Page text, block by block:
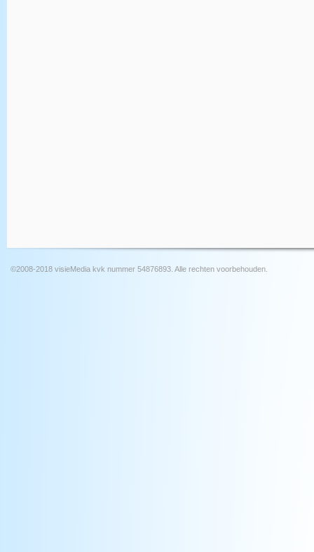
©2008-2018 visieMedia kvk nummer 54876893. Alle rechten voorbehouden.